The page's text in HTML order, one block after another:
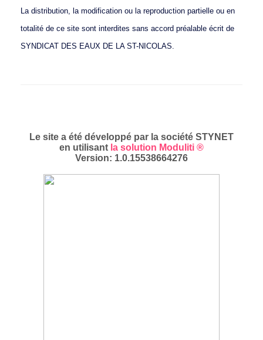
La distribution, la modification ou la reproduction partielle ou en
totalité de ce site sont interdites sans accord préalable écrit de
SYNDICAT DES EAUX DE LA ST-NICOLAS.
Le site a été développé par la société STYNET
en utilisant la solution Moduliti ®
Version: 1.0.15538664276